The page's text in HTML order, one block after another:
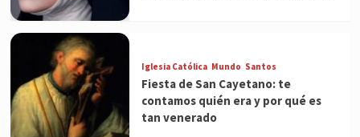
Iglesia Católica Mundo Santos
Fiesta de San Cayetano: te
contamos quién era y por qué es
tan venerado